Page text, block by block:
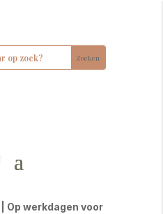
Op werkdagen voor